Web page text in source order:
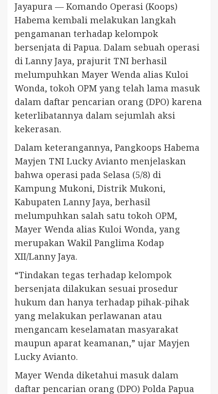
Jayapura — Komando Operasi (Koops)
Habema kembali melakukan langkah
pengamanan terhadap kelompok
bersenjata di Papua. Dalam sebuah operasi
di Lanny Jaya, prajurit TNI berhasil
melumpuhkan Mayer Wenda alias Kuloi
Wonda, tokoh OPM yang telah lama masuk
dalam daftar pencarian orang (DPO) karena
keterlibatannya dalam sejumlah aksi
kekerasan.
Dalam keterangannya, Pangkoops Habema
Mayjen TNI Lucky Avianto menjelaskan
bahwa operasi pada Selasa (5/8) di
Kampung Mukoni, Distrik Mukoni,
Kabupaten Lanny Jaya, berhasil
melumpuhkan salah satu tokoh OPM,
Mayer Wenda alias Kuloi Wonda, yang
merupakan Wakil Panglima Kodap
XII/Lanny Jaya.
“Tindakan tegas terhadap kelompok
bersenjata dilakukan sesuai prosedur
hukum dan hanya terhadap pihak-pihak
yang melakukan perlawanan atau
mengancam keselamatan masyarakat
maupun aparat keamanan,” ujar Mayjen
Lucky Avianto.
Mayer Wenda diketahui masuk dalam
daftar pencarian orang (DPO) Polda Papua